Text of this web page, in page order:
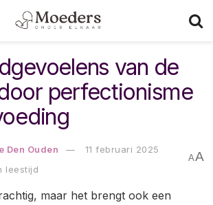
van de
perfectionisme
Den Ouden
11 februari 2025
leestijd
AA
maar het brengt ook een